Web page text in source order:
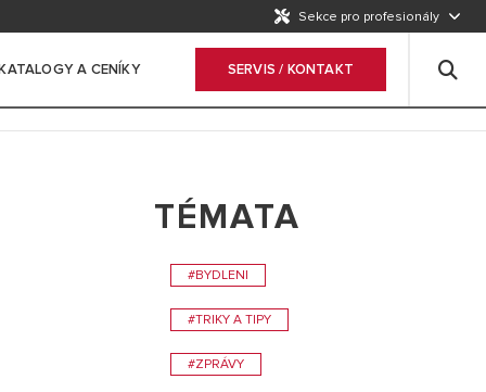
Sekce pro profesionály
A CENÍKY SERVIS / KONTAKT
TÉMATA
#BYDLENI
#TRIKY A TIPY
#ZPRÁVY